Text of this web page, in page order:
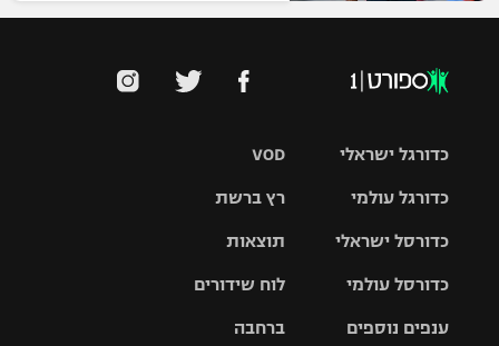
VOD
רץ ברשת
תוצאות
לוח שידורים
ברחבה
כדורגל ישראלי
גביע הטוטו
כדורגל עולמי
האלופות
ליגה
כדורסל ישראלי
סל
כדורסל עולמי
ענפים נוספים